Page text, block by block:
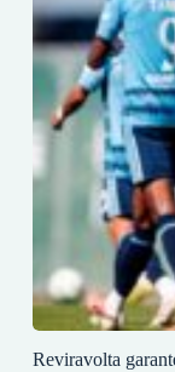
Reviravolta